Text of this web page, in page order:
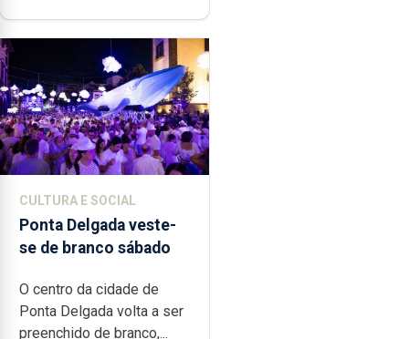
CULTURA E SOCIAL
Ponta Delgada veste-
se de branco sábado
O centro da cidade de
Ponta Delgada volta a ser
preenchido de branco,...